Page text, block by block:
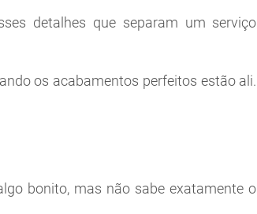
detalhes que separam um serviço
os acabamentos perfeitos estão ali.
bonito, mas não sabe exatamente o